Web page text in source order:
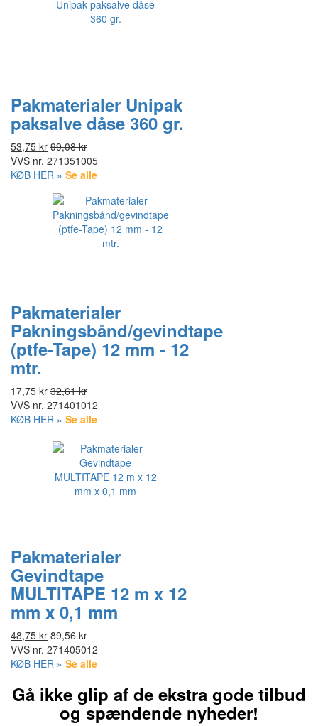
Pakmaterialer Unipak
paksalve dåse 360 gr.
53,75 kr 99,08 kr
VVS nr. 271351005
KØB HER » Se alle
Pakmaterialer
Pakningsbånd/gevindtape
(ptfe-Tape) 12 mm - 12
mtr.
17,75 kr 32,61 kr
VVS nr. 271401012
KØB HER » Se alle
Pakmaterialer
Gevindtape
MULTITAPE 12 m x 12
mm x 0,1 mm
48,75 kr 89,56 kr
VVS nr. 271405012
KØB HER » Se alle
Gå ikke glip af de ekstra gode tilbud
og spændende nyheder!